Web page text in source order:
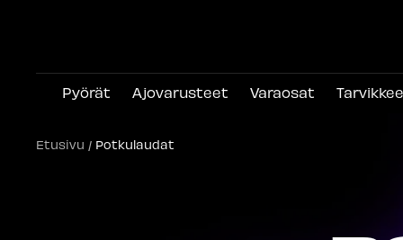
Pyörät Ajovarusteet Varaosat
Etusivu Potkulaudat